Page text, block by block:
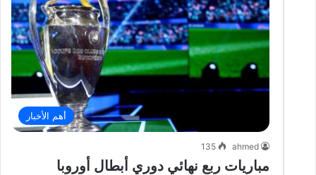
أهم الأخبار
ahmed
135
مباريات ربع نهائي دوري أبطال أوروبا